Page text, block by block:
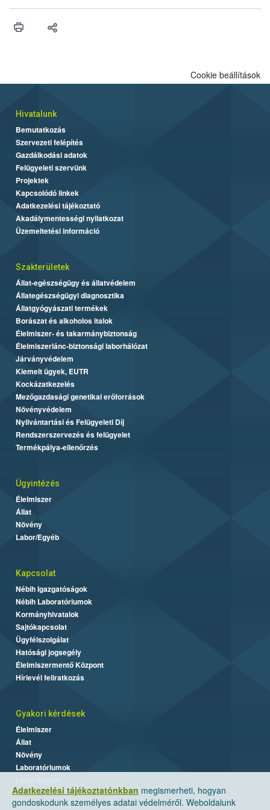
Adatkezelési tájékoztatónkban megismerheti, hogyan
gondoskodunk személyes adatai védelméről. Weboldalunk
Cookie beállítások
Hivatalunk
Bemutatkozás
Szervezeti felépítés
Gazdálkodási adatok
Felügyeleti szervünk
Projektek
Kapcsolódó linkek
Adatkezelési tájékoztató
Akadálymentességi nyilatkozat
Üzemeltetési információ
Szakterületek
Állat-egészségügy és állatvédelem
Állategészségügyi diagnosztika
Állatgyógyászati termékek
Borászat és alkoholos italok
Élelmiszer- és takarmánybiztonság
Élelmiszerlánc-biztonsági laborhálózat
Járványvédelem
Kiemelt ügyek, EUTR
Kockázatkezelés
Mezőgazdasági genetikai erőforrások
Növényvédelem
Nyilvántartási és Felügyeleti Díj
Rendszerszervezés és felügyelet
Termékpálya-ellenőrzés
Ügyintézés
Élelmiszer
Állat
Növény
Labor/Egyéb
Kapcsolat
Nébih Igazgatóságok
Nébih Laboratóriumok
Kormányhivatalok
Sajtókapcsolat
Ügyfélszolgálat
Hatósági jogsegély
Élelmiszermentő Központ
Hírlevél feliratkozás
Gyakori kérdések
Élelmiszer
Állat
Növény
Laboratóriumok